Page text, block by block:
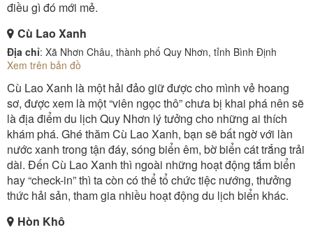
điều gì đó mới mẻ.
Cù Lao Xanh
Địa chỉ: Xã Nhơn Châu, thành phố Quy Nhơn, tỉnh Bình Định
Xem trên bản đồ
Cù Lao Xanh là một hải đảo giữ được cho mình vẻ hoang
sơ, được xem là một “viên ngọc thô” chưa bị khai phá nên sẽ
là địa điểm du lịch Quy Nhơn lý tưởng cho những ai thích
khám phá. Ghé thăm Cù Lao Xanh, bạn sẽ bất ngờ với làn
nước xanh trong tận đáy, sóng biển êm, bờ biển cát trắng trải
dài. Đến Cù Lao Xanh thì ngoài những hoạt động tắm biển
hay “check-in” thì ta còn có thể tổ chức tiệc nướng, thưởng
thức hải sản, tham gia nhiều hoạt động du lịch biển khác.
Hòn Khô